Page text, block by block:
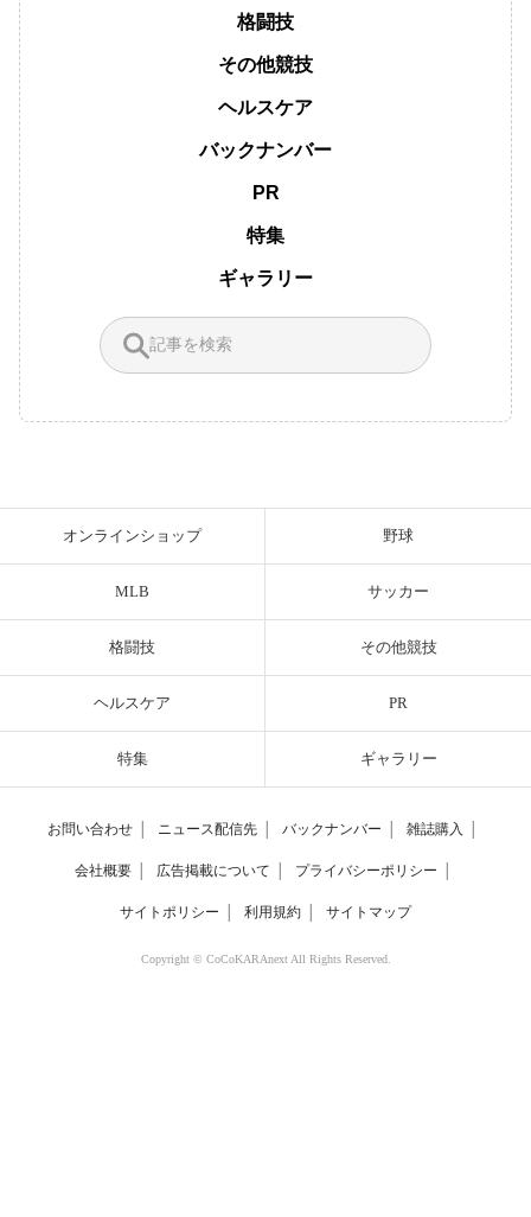
格闘技
その他競技
ヘルスケア
バックナンバー
PR
特集
ギャラリー
オンラインショップ 野球
MLB サッカー
格闘技 その他競技
ヘルスケア PR
特集 ギャラリー
お問い合わせ ニュース配信先 バックナンバー 雑誌購入
会社概要 広告掲載について プライバシーポリシー
サイトポリシー 利用規約 サイトマップ
Copyright © CoCoKARAnext All Rights Reserved.